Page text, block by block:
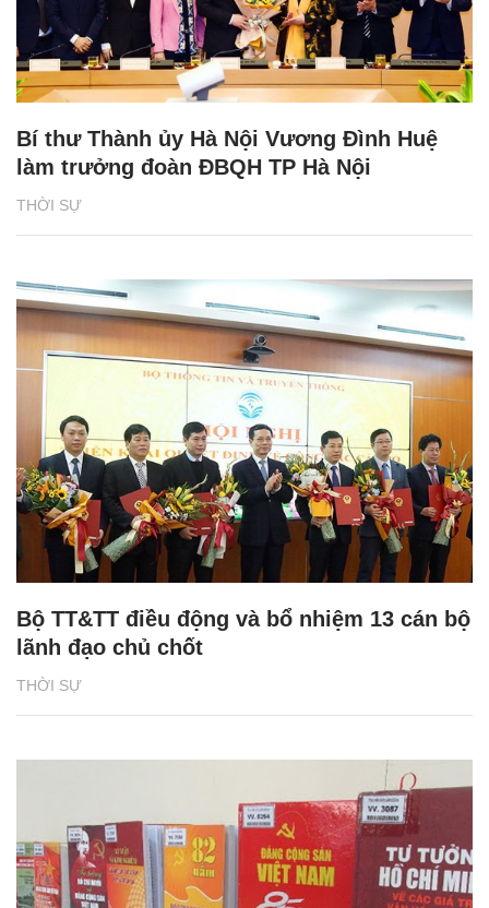
THỜI SỰ
Bí thư Thành ủy Hà Nội Vương Đình Huệ
làm trưởng đoàn ĐBQH TP Hà Nội
THỜI SỰ
Bộ TT&TT điều động và bổ nhiệm 13 cán bộ
lãnh đạo chủ chốt